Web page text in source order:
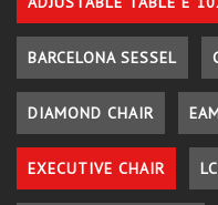
BARCELONA SESSEL
DIAMOND CHAIR
EXECUTIVE CHAIR